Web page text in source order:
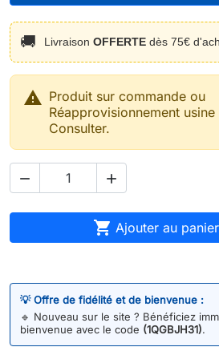
🚚 Livraison OFFERTE dès 75€
 Produit sur commande ou
Réapprovisionnement
Consulter.
 
 Ajouter au panier
💡 Offre de fidélité et de bienvenue :
🔹 Nouveau sur le site ? Bénéficiez
bienvenue avec le code (1QGBJH31).